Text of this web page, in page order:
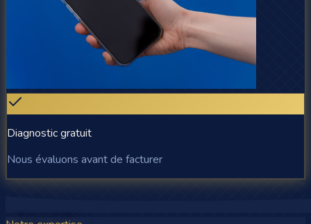
Diagnostic gratuit
Nous évaluons avant de facturer